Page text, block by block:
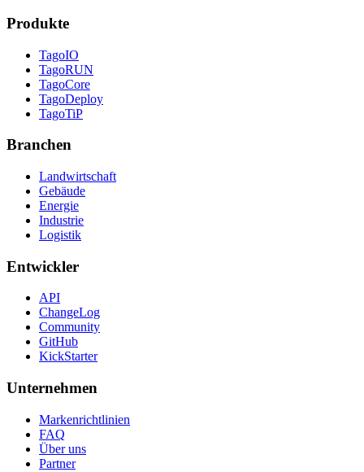
Produkte
TagoIO
TagoRUN
TagoCore
TagoDeploy
TagoTiP
Branchen
Landwirtschaft
Gebäude
Energie
Industrie
Logistik
Entwickler
API
ChangeLog
Community
GitHub
KickStarter
Unternehmen
Markenrichtlinien
FAQ
Über uns
Partner